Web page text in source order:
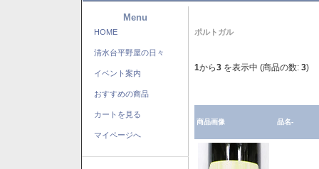
Menu
HOME
清水台平野屋の日々
イベント案内
おすすめの商品
カートを見る
マイページへ
ポルトガル
1から3 を表示中 (商品の数: 3)
商品画像 品名-